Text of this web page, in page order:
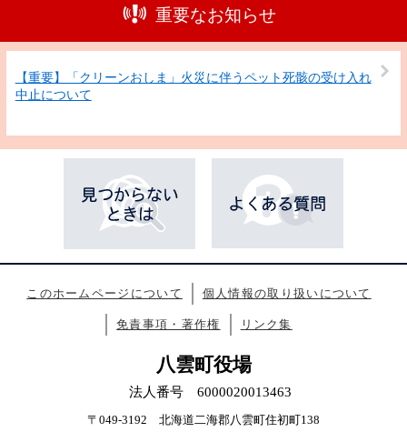
重要なお知らせ
【重要】「クリーンおしま」火災に伴うペット死骸の受け入れ
中止について
このホームページについて 個人情報の取り扱いについて
免責事項・著作権 リンク集
八雲町役場
法人番号 6000020013463
〒049-3192 北海道二海郡八雲町住初町138